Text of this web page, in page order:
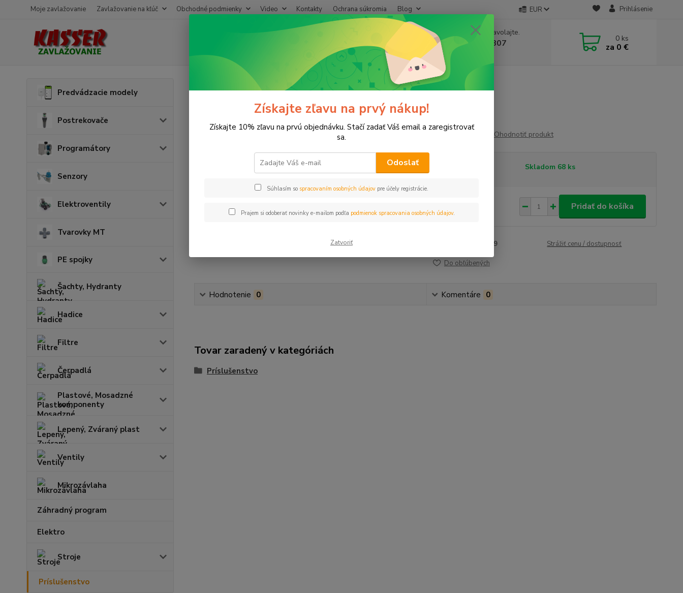
Moje zavlažovanie Zavlažovanie na kľúč Obchodné podmienky Video Kontakty Ochrana súkromia Blog EUR Prihlásenie
Neviete si rady? Zavolajte.
+421 911 131 807
(Po-Pia, 8-17 hod.)
0 ks
za 0 €
Predvádzacie modely
Postrekovače
Programátory
Senzory
Elektroventily
Tvarovky MT
PE spojky
Šachty, Hydranty
Hadice
Filtre
Čerpadlá
Plastové, Mosadzné
komponenty
Lepený, Zváraný plast
Ventily
Mikrozávlaha
Záhradný program
Elektro
Stroje
Príslušenstvo
Príslušenstvo Tesnenie 5/4" guma
Tesnenie 5/4" guma
Ohodnotiť produkt
Skladom 68 ks
0,24 €
Pridať do košíka
1189 Strážiť cenu / dostupnosť
Do obľúbených
Hodnotenie 0 Komentáre 0
Tovar zaradený v kategóriách
Príslušenstvo
Získajte zľavu na prvý nákup!
Získajte 10% zľavu na prvú objednávku. Stačí zadať Váš email a zaregistrovať
sa.
Odoslať
Súhlasím so spracovaním osobných údajov pre účely registrácie.
Prajem si odoberať novinky e-mailom podľa podmienok spracovania osobných údajov.
Zatvoriť